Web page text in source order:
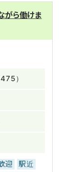
がら働けま
）
迎
駅近